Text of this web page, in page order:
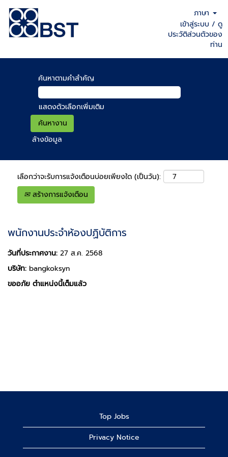
ภาษา
เข้าสู่ระบบ / ดู
ประวัติส่วนตัวของ
ท่าน
ค้นหาตามคำสำคัญ
แสดงตัวเลือกเพิ่มเติม
ล้างข้อมูล
เลือกว่าจะรับการแจ้งเตือนบ่อยเพียงใด (เป็นวัน):
สร้างการแจ้งเตือน
พนักงานประจำห้องปฏิบัติการ
วันที่ประกาศงาน: 27 ส.ค. 2568
บริษัท: bangkoksyn
ขออภัย ตำแหน่งนี้เต็มแล้ว
Top Jobs
Privacy Notice